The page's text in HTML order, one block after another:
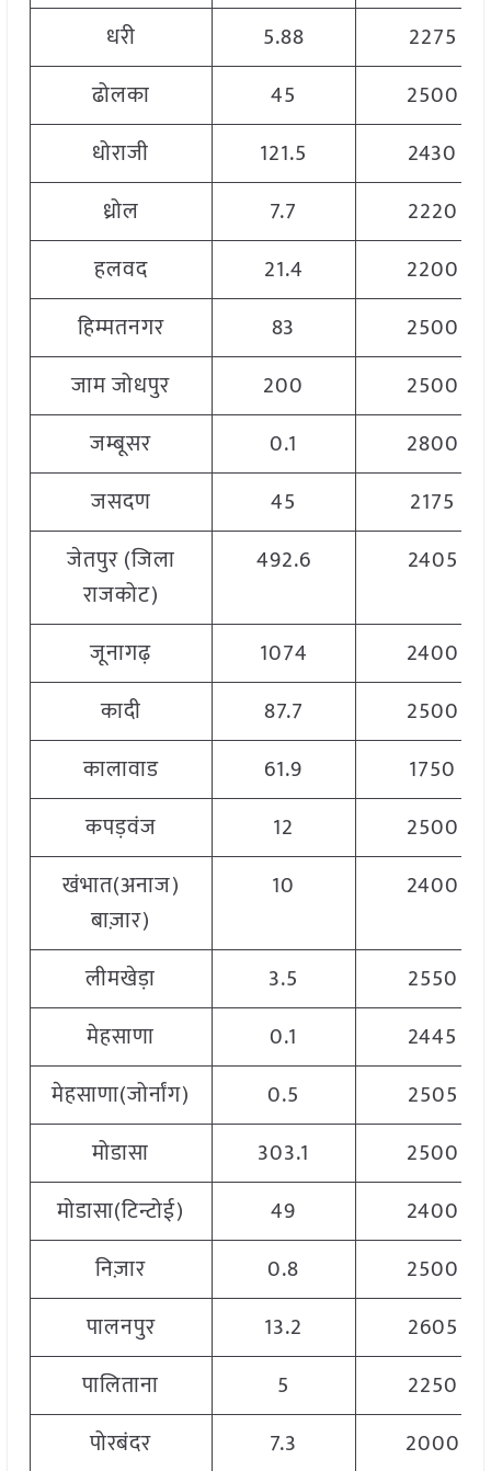
धरी
5.88
2275
ढोलका
45
2500
धोराजी
121.5
2430
ध्रोल
7.7
2220
हलवद
21.4
2200
हिम्मतनगर
83
2500
जाम जोधपुर
200
2500
जम्बूसर
0.1
2800
जसदण
45
2175
जेतपुर (जिला
राजकोट)
492.6 2405
जूनागढ़ 1074
2400
कादी
87.7
2500
कालावाड
61.9
1750
कपड़वंज
12
2500
खंभात(अनाज)
बाज़ार)
10 2400
लीमखेड़ा 3.5
2550
मेहसाणा
0.1
2445
मेहसाणा(जोर्नांग)
0.5
2505
मोडासा
303.1
2500
मोडासा(टिन्टोई)
49
2400
निज़ार
0.8
2500
पालनपुर
13.2
2605
पालिताना
5
2250
पोरबंदर
7.3 2000